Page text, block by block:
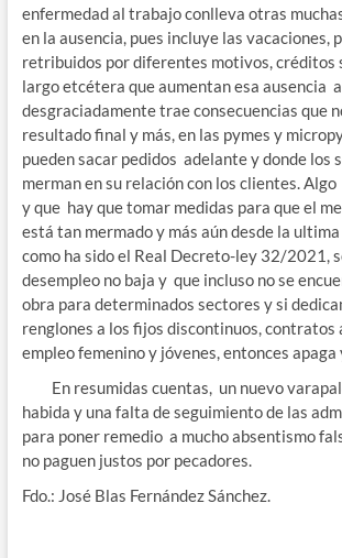
enfermedad al trabajo conlleva otras
en la ausencia, pues incluye las vacaciones,
retribuidos por diferentes motivos, créditos
largo etcétera que aumentan esa ausencia
desgraciadamente trae consecuencias que
resultado final y más, en las pymes y
pueden sacar pedidos adelante y donde los
merman en su relación con los clientes.
y que hay que tomar medidas para que el
está tan mermado y más aún desde la
como ha sido el Real Decreto-ley 32/2021,
desempleo no baja y que incluso no se
obra para determinados sectores y si
renglones a los fijos discontinuos, contratos
empleo femenino y jóvenes, entonces apaga
En resumidas cuentas, un nuevo
habida y una falta de seguimiento de las
para poner remedio a mucho absentismo
no paguen justos por pecadores.
Fdo.: José Blas Fernández Sánchez.